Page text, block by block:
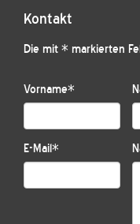
Kontakt
Die mit * markierten
Vorname*
E-Mail*